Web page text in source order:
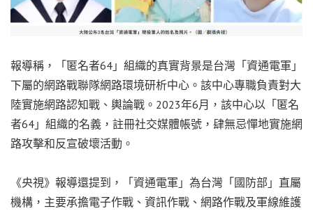
報導稱，「匿名者64」組織的真實背景是台灣「資通電軍」
下屬的網路戰聯隊網路環境研析中心。該中心專職負責對大
陸實施網路認知戰、輿論戰。2023年6月，該中心以「匿名
者64」組織的名義，註冊社交媒體帳號，肆無忌憚地實施網
路攻擊和反宣破壞活動。
《央視》報導還提到，「資通電軍」為台灣「國防部」直屬
機構，主要承擔電子作戰、資訊作戰、網路作戰及軍線維護